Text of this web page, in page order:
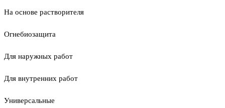
На основе растворителя
Огнебиозащита
Для наружных работ
Для внутренних работ
Универсальные